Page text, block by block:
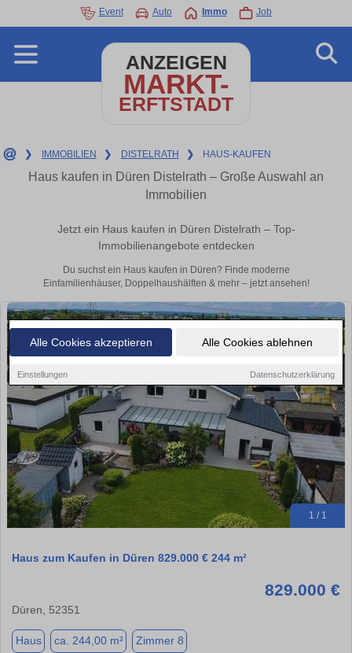
Alle Cookies akzeptieren Alle Cookies ablehnen
Einstellungen Datenschutzerklärung
Event Auto Immo Job
ANZEIGEN
MARKT-
ERFTSTADT
❯ IMMOBILIEN ❯ DISTELRATH ❯ HAUS-KAUFEN
Haus kaufen in Düren Distelrath – Große Auswahl an
Immobilien
Jetzt ein Haus kaufen in Düren Distelrath – Top-
Immobilienangebote entdecken
Du suchst ein Haus kaufen in Düren? Finde moderne
Einfamilienhäuser, Doppelhaushälften & mehr – jetzt ansehen!
1 / 1
Haus zum Kaufen in Düren 829.000 € 244 m²
829.000 €
Düren, 52351
Haus ca. 244,00 m² Zimmer 8